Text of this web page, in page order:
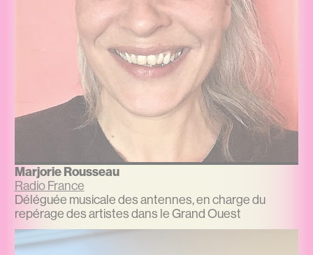
Marjorie Rousseau
Radio France
Déléguée musicale des antennes, en charge du
repérage des artistes dans le Grand Ouest